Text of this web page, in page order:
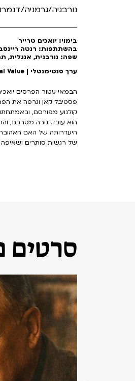
נורבגיה/גרמניה/דנמרק/
בימוי: יואכים טרייר
בהשתתפות: רנטה
שפה: נורבגית, אנגלית,
ערך סנטימנטלי | Sentimental Value
הבמאי עטור הפרסים
פסטיבל קאן וגרפה את
קולנוע מפורסם,
הוא עובד. נורה מסרבת,
היעדרותה של האם
של רגשות סותרים
סרטים